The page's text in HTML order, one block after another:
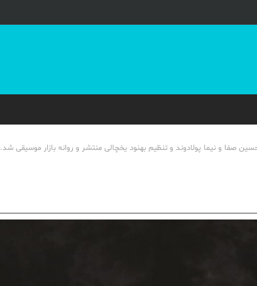
صفا و نیما پولادوند و تنظیم بهنود یخچالی منتشر و روانه بازار موسیقی شد.